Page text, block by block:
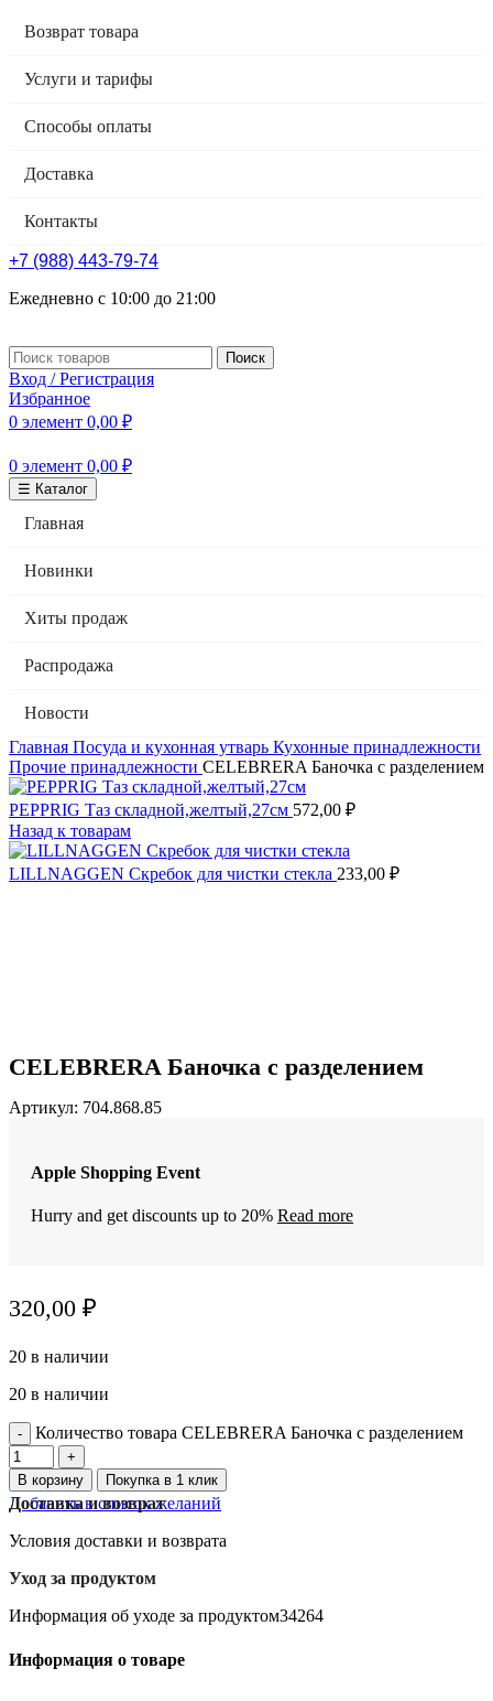
Возврат товара
Услуги и тарифы
Способы оплаты
Доставка
Контакты
+7 (988) 443-79-74
Ежедневно с 10:00 до 21:00
Поиск
Вход / Регистрация
Избранное
0 элемент 0,00 ₽
0 элемент 0,00 ₽
☰ Каталог
Главная
Новинки
Хиты продаж
Распродажа
Новости
Главная Посуда и кухонная утварь Кухонные принадлежности
Прочие принадлежности CELEBRERA Баночка с разделением
PEPPRIG Таз складной,желтый,27см 572,00 ₽
Назад к товарам
LILLNAGGEN Скребок для чистки стекла 233,00 ₽
CELEBRERA Баночка с разделением
Артикул: 704.868.85
Apple Shopping Event
Hurry and get discounts up to 20% Read more
320,00 ₽
20 в наличии
20 в наличии
Количество товара CELEBRERA Баночка с разделением
В корзину Покупка в 1 клик
Добавить в список желаний
Доставка и возврат
Условия доставки и возврата
Уход за продуктом
Информация об уходе за продуктом34264
Информация о товаре